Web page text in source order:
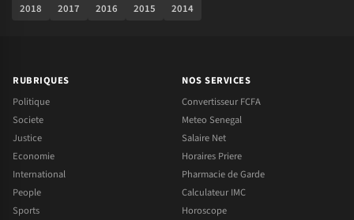
2018
2017 2016 2015 2014
RUBRIQUES
Politique
Societe
Justice
Economie
International
People
Sports
NOS SERVICES
Convertisseur FCFA
Meteo Senegal
Salaire Net
Horaires Priere
Pharmacie de Garde
Calculateur IMC
Horoscope